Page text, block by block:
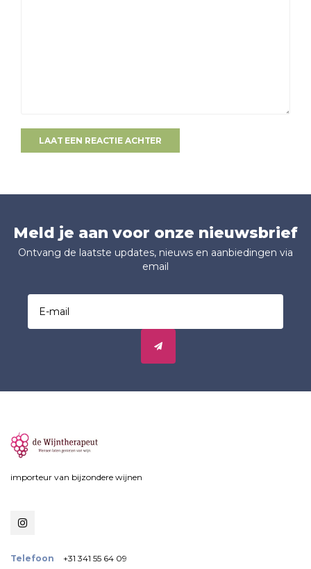
LAAT EEN REACTIE ACHTER
Meld je aan voor onze nieuwsbrief
Ontvang de laatste updates, nieuws en aanbiedingen via
email
importeur van bijzondere wijnen
Telefoon +31 341 55 64 09